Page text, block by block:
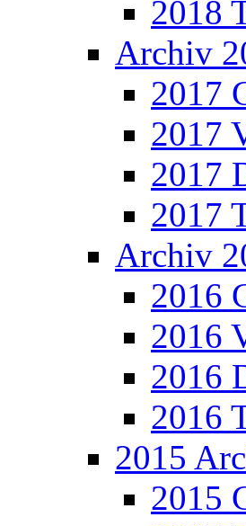
2018
Archiv
2017
2017
2017
2017
Archiv
2016
2016
2016
2016
2015
2015